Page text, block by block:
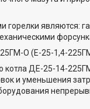
горелки являются:
О (Е-25-1,4-
котла ДЕ-25-14-
и уменьшения